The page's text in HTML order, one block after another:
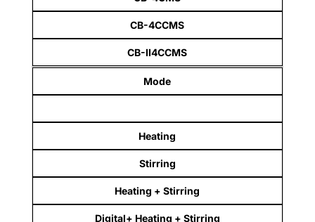
CB-4CCMS
CB-II4CCMS
Mode
Heating
Stirring
Heating + Stirring
Digital+ Heating + Stirring